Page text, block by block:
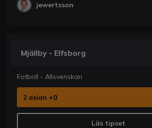
jewertsson
Mjällby - Elfsborg
Fotboll - Allsvenskan
2 asian +0
Läs tipset